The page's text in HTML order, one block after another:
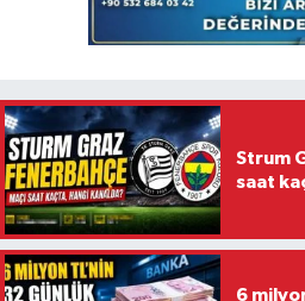
Strum
saat
6